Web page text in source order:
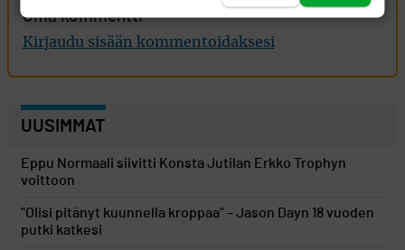
Oma kommentti
Kirjaudu sisään kommentoidaksesi
UUSIMMAT
Eppu Normaali siivitti Konsta Jutilan Erkko Trophyn
voittoon
"Olisi pitänyt kuunnella kroppaa" – Jason Dayn 18 vuoden
putki katkesi